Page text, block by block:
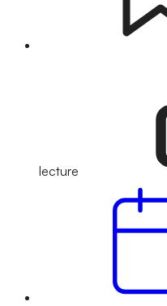
lecture